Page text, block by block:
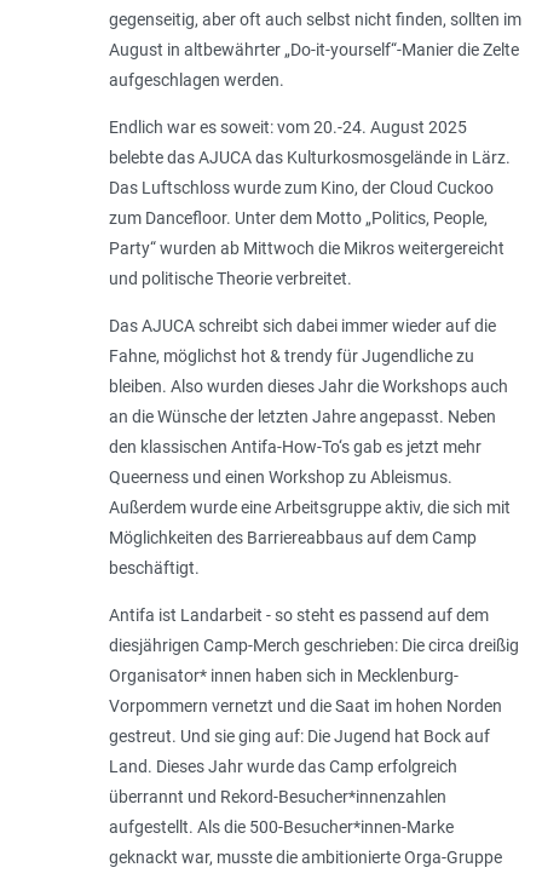
gegenseitig, aber oft auch selbst nicht finden, sollten im
August in altbewährter „Do-it-yourself“-Manier die Zelte
aufgeschlagen werden.
Endlich war es soweit: vom 20.-24. August 2025
belebte das AJUCA das Kulturkosmosgelände in Lärz.
Das Luftschloss wurde zum Kino, der Cloud Cuckoo
zum Dancefloor. Unter dem Motto „Politics, People,
Party“ wurden ab Mittwoch die Mikros weitergereicht
und politische Theorie verbreitet.
Das AJUCA schreibt sich dabei immer wieder auf die
Fahne, möglichst hot & trendy für Jugendliche zu
bleiben. Also wurden dieses Jahr die Workshops auch
an die Wünsche der letzten Jahre angepasst. Neben
den klassischen Antifa-How-To‘s gab es jetzt mehr
Queerness und einen Workshop zu Ableismus.
Außerdem wurde eine Arbeitsgruppe aktiv, die sich mit
Möglichkeiten des Barriereabbaus auf dem Camp
beschäftigt.
Antifa ist Landarbeit - so steht es passend auf dem
diesjährigen Camp-Merch geschrieben: Die circa dreißig
Organisator* innen haben sich in Mecklenburg-
Vorpommern vernetzt und die Saat im hohen Norden
gestreut. Und sie ging auf: Die Jugend hat Bock auf
Land. Dieses Jahr wurde das Camp erfolgreich
überrannt und Rekord-Besucher*innenzahlen
aufgestellt. Als die 500-Besucher­*innen-Marke
geknackt war, musste die ambitionierte Orga-Gruppe